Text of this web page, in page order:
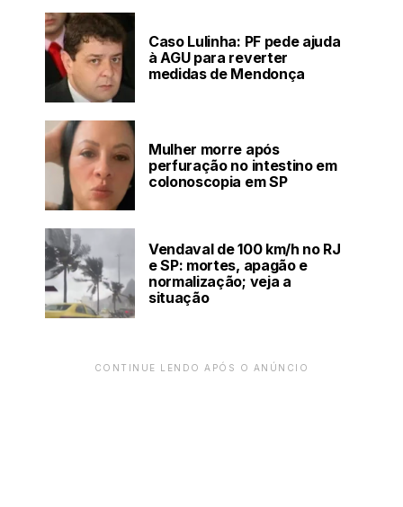
Caso Lulinha: PF pede ajuda
à AGU para reverter
medidas de Mendonça
Mulher morre após
perfuração no intestino em
colonoscopia em SP
Vendaval de 100 km/h no RJ
e SP: mortes, apagão e
normalização; veja a
situação
CONTINUE LENDO APÓS O ANÚNCIO